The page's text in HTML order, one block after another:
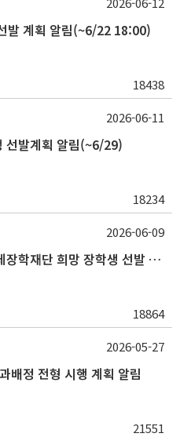
발 계획 알림(~6/22 18:00)
18438
선발계획 알림(~6/29)
18234
2026-06-11
★기한연장★2026-2학기 롯데장학재단 희망 장학생 선발 안내(~6/15
18864
2026-06-09
배정 전형 시행 계획 알림
21551
2026-05-27